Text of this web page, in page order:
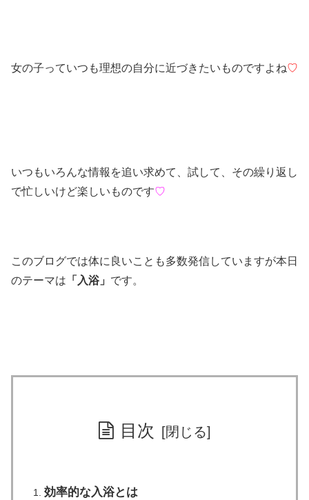
女の子っていつも理想の自分に近づきたいものですよね♡
いつもいろんな情報を追い求めて、試して、その繰り返し
で忙しいけど楽しいものです♡
このブログでは体に良いことも多数発信していますが本日
のテーマは 「入浴」 です。
目次
効率的な入浴とは